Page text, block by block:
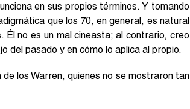
en sus propios términos. Y tomando
que los 70, en general, es natural
Él no es un mal cineasta; al contrario, creo
del pasado y en cómo lo aplica al propio.
los Warren, quienes no se mostraron tan